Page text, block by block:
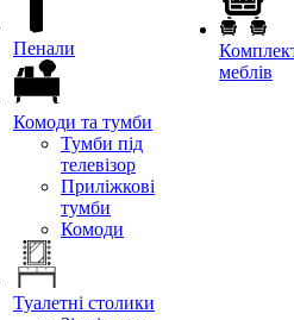
Пенали
Комоди та тумби
Тумби під
телевізор
Приліжкові
тумби
Комоди
Туалетні столики
меблів